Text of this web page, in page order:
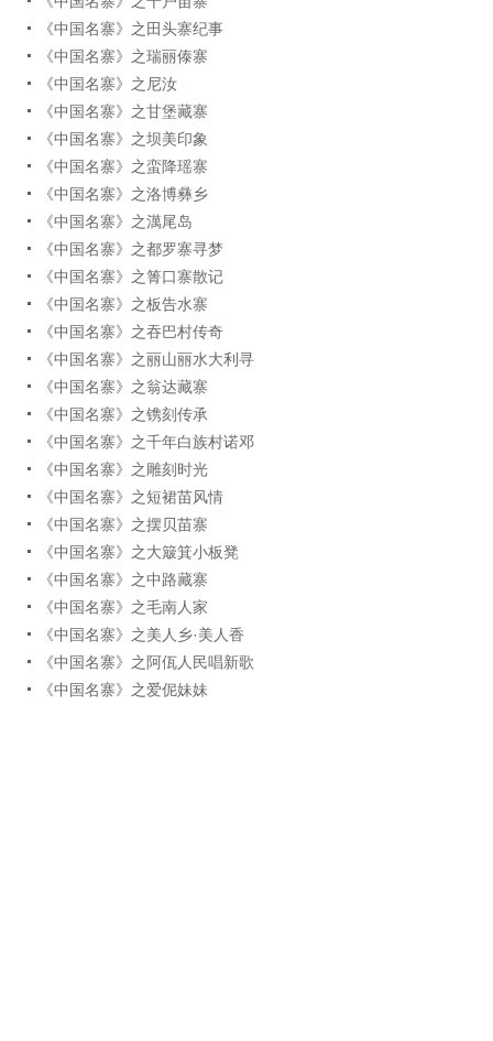
《中国名寨》之田头寨纪事
《中国名寨》之瑞丽傣寨
《中国名寨》之尼汝
《中国名寨》之甘堡藏寨
《中国名寨》之坝美印象
《中国名寨》之蛮降瑶寨
《中国名寨》之洛博彝乡
《中国名寨》之澫尾岛
《中国名寨》之都罗寨寻梦
《中国名寨》之箐口寨散记
《中国名寨》之板告水寨
《中国名寨》之吞巴村传奇
《中国名寨》之丽山丽水大利寻
《中国名寨》之翁达藏寨
《中国名寨》之镌刻传承
《中国名寨》之千年白族村诺邓
《中国名寨》之雕刻时光
《中国名寨》之短裙苗风情
《中国名寨》之摆贝苗寨
《中国名寨》之大簸箕小板凳
《中国名寨》之中路藏寨
《中国名寨》之毛南人家
《中国名寨》之美人乡·美人香
《中国名寨》之阿佤人民唱新歌
《中国名寨》之爱伲妹妹